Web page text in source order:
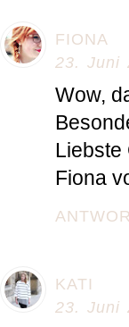
FIONA
23. Juni
Wow,
Liebste
Fiona
KATI
23. Juni